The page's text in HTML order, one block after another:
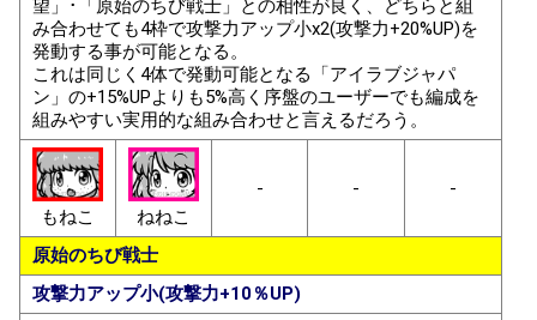
望」･「原始のちび戦士」との相性が良く、どちらと組
み合わせても4枠で攻撃力アップ小x2(攻撃力+20%UP)を
発動する事が可能となる。
これは同じく4体で発動可能となる「アイラブジャパ
ン」の+15%UPよりも5%高く序盤のユーザーでも編成を
組みやすい実用的な組み合わせと言えるだろう。
もねこ ねねこ
- - -
原始のちび戦士
攻撃力アップ小(攻撃力+10％UP)